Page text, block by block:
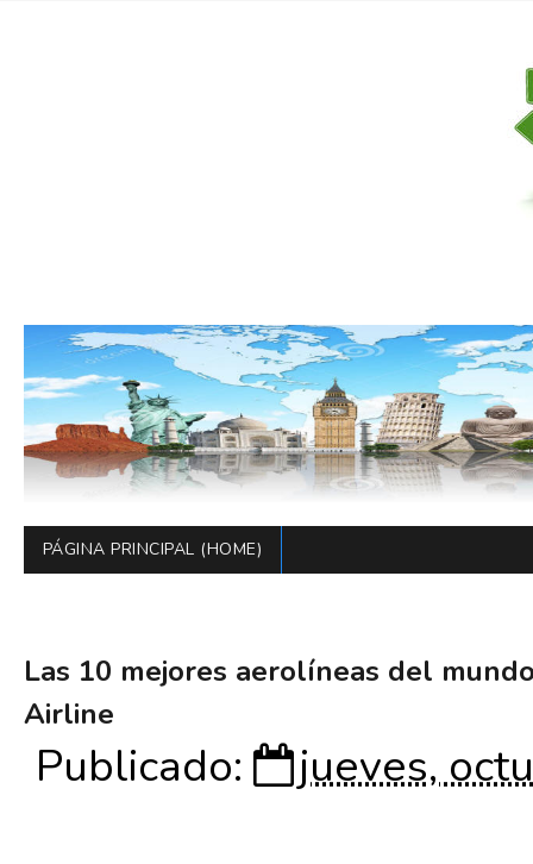
PÁGINA PRINCIPAL (HOME)
Las 10 mejores aerolíneas del
Airline
Publicado: jueves,